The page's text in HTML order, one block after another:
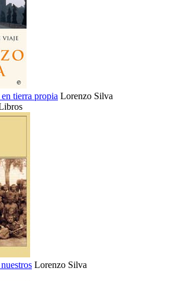
tierra propia Lorenzo Silva
Lorenzo Silva